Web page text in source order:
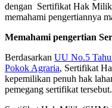
dengan Sertifikat Hak
memahami pengertiannya
Memahami pengertian
Berdasarkan UU No.5
Pokok Agraria, Sertifikat
kepemilikan penuh hak
pemegang sertifikat tersebut.